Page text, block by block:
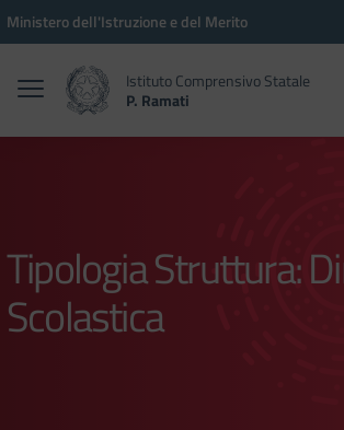
Vai ai contenuti
Vai al menu di navigazione
Vai al footer
Ministero dell'Istruzione e del Merito
Istituto Comprensivo Statale
P. Ramati
Tipologia Struttura:
Scolastica